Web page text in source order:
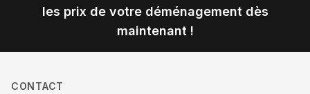
les prix de votre déménagement dès
maintenant !
CONTACT